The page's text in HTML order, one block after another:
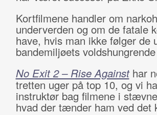
Kortfilmene handler om
underverden og om de fatale
have, hvis man ikke følger de
bandemiljøets
No Exit 2 – Rise Againsthar
tretten uger på top 10, og vi
instruktør bag filmene i
hvad der tænder ham ved det